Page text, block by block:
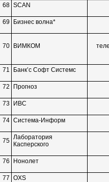
68 SCAN
69 Бизнес волна*
70 ВИМКОМ
71 Банк’с Софт Системс
72 Прогноз
73 ИВС
74 Система-Информ
75 Лаборатория
Касперского
76 Нонолет
77 OXS